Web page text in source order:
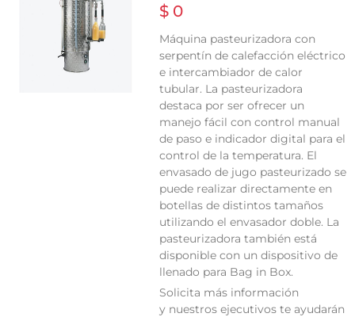
$ 0
Máquina pasteurizadora con
serpentín de calefacción eléctrico
e intercambiador de calor
tubular. La pasteurizadora
destaca por ser ofrecer un
manejo fácil con control manual
de paso e indicador digital para el
control de la temperatura. El
envasado de jugo pasteurizado se
puede realizar directamente en
botellas de distintos tamaños
utilizando el envasador doble. La
pasteurizadora también está
disponible con un dispositivo de
llenado para Bag in Box.
Solicita más información
y nuestros ejecutivos te ayudarán